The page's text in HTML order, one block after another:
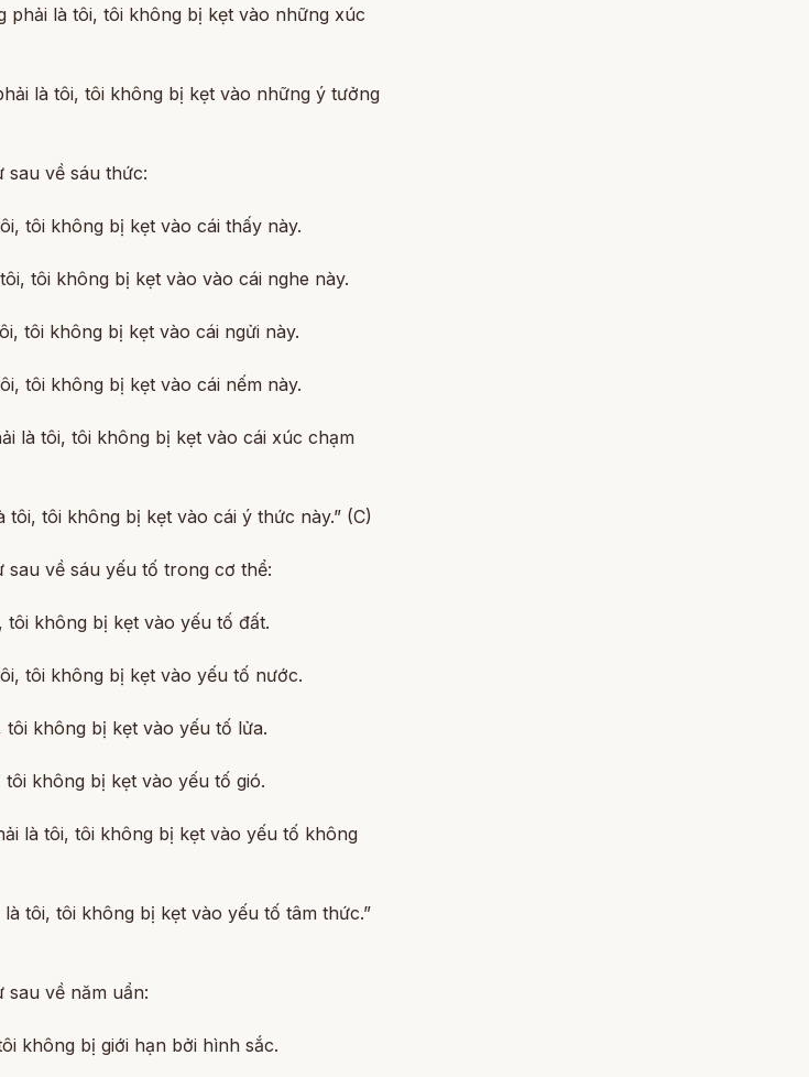
phải là tôi, tôi không bị kẹt vào những xúc
là tôi, tôi không bị kẹt vào những ý tưởng
sau về sáu thức:
tôi không bị kẹt vào cái thấy này.
tôi không bị kẹt vào vào cái nghe này.
tôi không bị kẹt vào cái ngửi này.
tôi không bị kẹt vào cái nếm này.
là tôi, tôi không bị kẹt vào cái xúc chạm
tôi, tôi không bị kẹt vào cái ý thức này.” (C)
sau về sáu yếu tố trong cơ thể:
tôi không bị kẹt vào yếu tố đất.
tôi không bị kẹt vào yếu tố nước.
không bị kẹt vào yếu tố lửa.
không bị kẹt vào yếu tố gió.
là tôi, tôi không bị kẹt vào yếu tố không
tôi, tôi không bị kẹt vào yếu tố tâm thức.”
sau về năm uẩn:
không bị giới hạn bởi hình sắc.